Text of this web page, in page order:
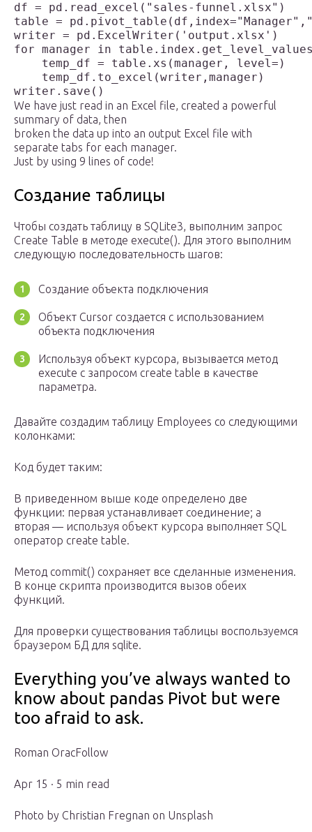
df = pd.read_excel("sales-funnel.xlsx")
table =
writer = pd.ExcelWriter('output.xlsx')
for manager in
    temp_df = table.xs(manager, level=)
    temp_df.to_excel(writer,manager)
We have just read in an Excel file, created a powerful
summary of data, then
broken the data up into an output Excel file with
separate tabs for each manager.
Just by using 9 lines of code!
Создание таблицы
Чтобы создать таблицу в SQLite3, выполним запрос
Create Table в методе execute(). Для этого выполним
следующую последовательность шагов:
Создание объекта подключения
Объект Cursor создается с использованием
объекта подключения
Используя объект курсора, вызывается метод
execute с запросом create table в качестве
параметра.
Давайте создадим таблицу Employees со следующими
колонками:
Код будет таким:
В приведенном выше коде определено две
функции: первая устанавливает соединение; а
вторая — используя объект курсора выполняет SQL
оператор create table.
Метод commit() сохраняет все сделанные изменения.
В конце скрипта производится вызов обеих
функций.
Для проверки существования таблицы воспользуемся
браузером БД для sqlite.
Everything you’ve always wanted to
know about pandas Pivot but were
too afraid to ask.
Roman OracFollow
Apr 15 · 5 min read
Photo by Christian Fregnan on Unsplash